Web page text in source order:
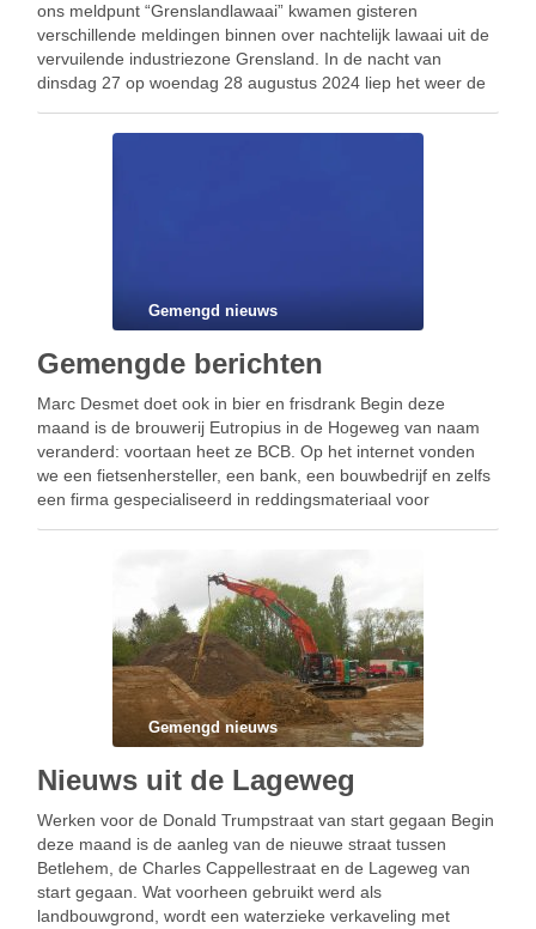
ons meldpunt “Grenslandlawaai” kwamen gisteren
verschillende meldingen binnen over nachtelijk lawaai uit de
vervuilende industriezone Grensland. In de nacht van
dinsdag 27 op woendag 28 augustus 2024 liep het weer de
geluiden alsof …
Gemengd nieuws
Gemengde berichten
Marc Desmet doet ook in bier en frisdrank Begin deze
maand is de brouwerij Eutropius in de Hogeweg van naam
veranderd: voortaan heet ze BCB. Op het internet vonden
we een fietsenhersteller, een bank, een bouwbedrijf en zelfs
een firma gespecialiseerd in reddingsmateriaal voor
Gemengd nieuws
Nieuws uit de Lageweg
Werken voor de Donald Trumpstraat van start gegaan Begin
deze maand is de aanleg van de nieuwe straat tussen
Betlehem, de Charles Cappellestraat en de Lageweg van
start gegaan. Wat voorheen gebruikt werd als
landbouwgrond, wordt een waterzieke verkaveling met